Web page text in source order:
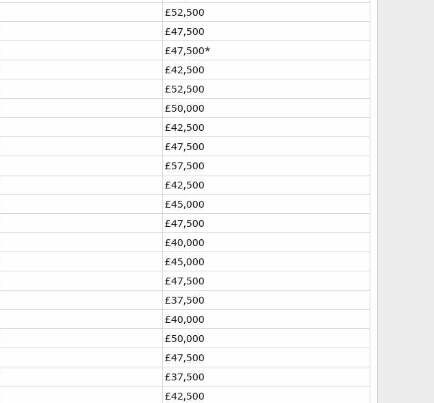
£52,500
£47,500
£47,500*
£42,500
£52,500
£50,000
£42,500
£47,500
£57,500
£42,500
£45,000
£47,500
£40,000
£45,000
£47,500
£37,500
£40,000
£50,000
£47,500
£37,500
£42,500